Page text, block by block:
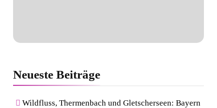
Neueste Beiträge
Wildfluss, Thermenbach und Gletscherseen: Bayern